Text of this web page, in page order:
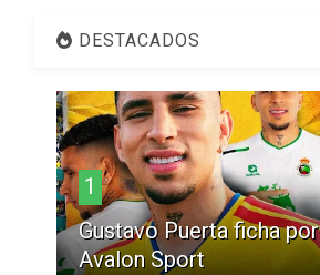
DESTACADOS
1
Gustavo Puerta ficha por
Avalon Sport